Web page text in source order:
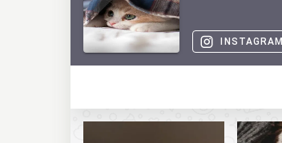
INSTAGRAM